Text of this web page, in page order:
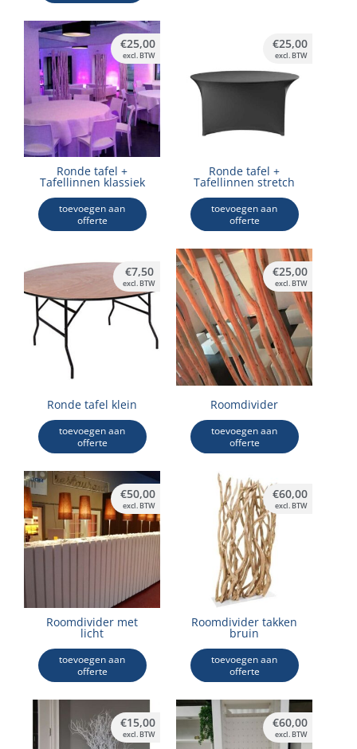
Ronde tafel +
Tafellinnen klassiek
toevoegen aan
offerte
€25,00
excl. BTW
Ronde tafel +
Tafellinnen stretch
toevoegen aan
offerte
€25,00
excl. BTW
Ronde tafel klein
toevoegen aan
offerte
€7,50
excl. BTW
Roomdivider
toevoegen aan
offerte
€25,00
excl. BTW
Roomdivider met
licht
toevoegen aan
offerte
€50,00
excl. BTW
Roomdivider takken
bruin
toevoegen aan
offerte
€60,00
excl. BTW
€15,00
excl. BTW
€60,00
excl. BTW